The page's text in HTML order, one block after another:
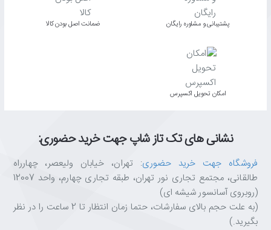
پشتیبانی و مشاوره رایگان ﺿﻤﺎﻧﺖ اﺻﻞ ﺑﻮدن ﮐﺎﻟﺎ
اﻣﮑﺎن ﺗﺤﻮﯾﻞ اﮐﺴﭙﺮس
نشانی های تک تاز شاپ جهت خرید حضوری:
فروشگاه جهت خرید حضوری: تهران، خیابان ولیعصر، چهارراه
طالقانی، مجتمع تجاری نور تهران، طبقه تجاری چهارم، واحد 12007
(روبروی آسانسور شیشه ای)
(به علت حجم بالای سفارشات، حتما زمان انتظار تا 2 ساعت را در نظر
بگیرید.)